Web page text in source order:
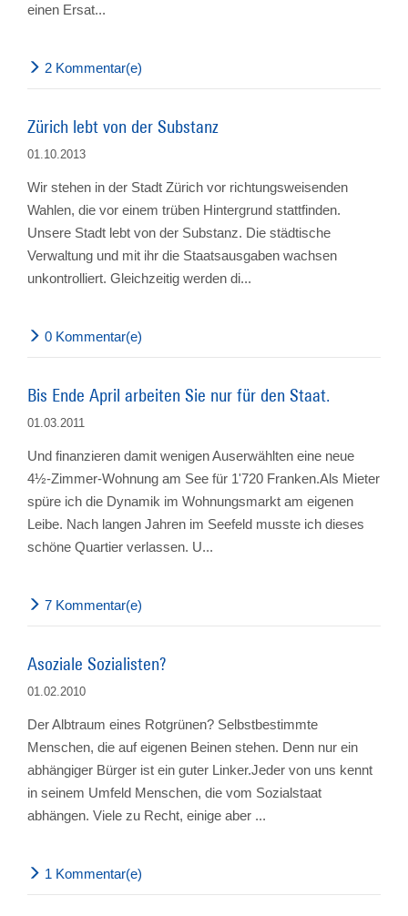
einen Ersat...
2 Kommentar(e)
Zürich lebt von der Substanz
01.10.2013
Wir stehen in der Stadt Zürich vor richtungsweisenden
Wahlen, die vor einem trüben Hintergrund stattfinden.
Unsere Stadt lebt von der Substanz. Die städtische
Verwaltung und mit ihr die Staatsausgaben wachsen
unkontrolliert. Gleichzeitig werden di...
0 Kommentar(e)
Bis Ende April arbeiten Sie nur für den Staat.
01.03.2011
Und finanzieren damit wenigen Auserwählten eine neue
4½-Zimmer-Wohnung am See für 1'720 Franken.Als Mieter
spüre ich die Dynamik im Wohnungsmarkt am eigenen
Leibe. Nach langen Jahren im Seefeld musste ich dieses
schöne Quartier verlassen. U...
7 Kommentar(e)
Asoziale Sozialisten?
01.02.2010
Der Albtraum eines Rotgrünen? Selbstbestimmte
Menschen, die auf eigenen Beinen stehen. Denn nur ein
abhängiger Bürger ist ein guter Linker.Jeder von uns kennt
in seinem Umfeld Menschen, die vom Sozialstaat
abhängen. Viele zu Recht, einige aber ...
1 Kommentar(e)